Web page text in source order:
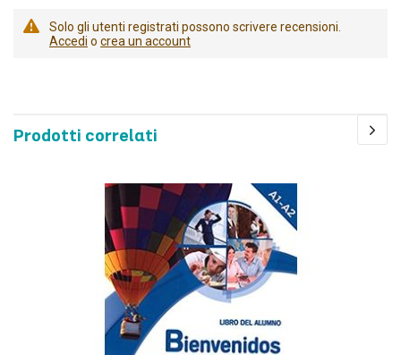
Solo gli utenti registrati possono scrivere recensioni.
Accedi o crea un account
Prodotti correlati